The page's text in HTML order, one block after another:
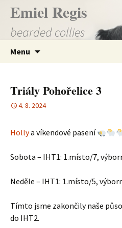
Přejít
obsahu
Emiel Regis
bearded collies
Menu
Triály Pohořelice 3
4. 8. 2024
Hollya víkendové pasení
Sobota – IHT1: 1.místo/7,
Neděle – IHT1: 1.místo/5,
Tímto jsme zakončily naše
do IHT2.